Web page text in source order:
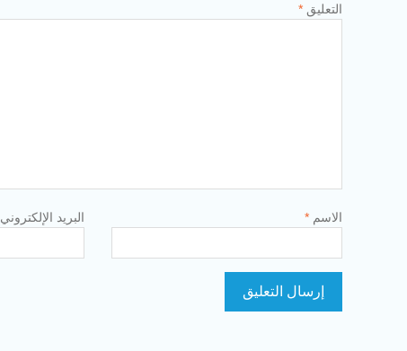
التعليق *
الاسم * البريد الإلكتروني